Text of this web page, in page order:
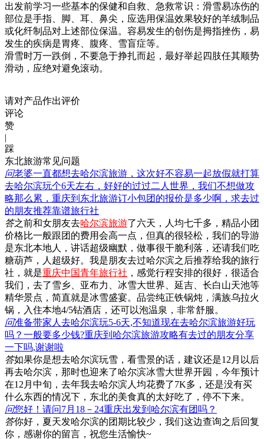
出发前学习一些基本的保健和自救、急救常识：滑雪易冻伤的
部位是手指、脚、耳、鼻尖，应选用保温效果较好的羊绒制品
或化纤制品对上述部位保温。容易发生的创伤是拇指挫伤，易
发生的疾病是胃疼、腹疼、雪盲症等。
滑雪时万一跌倒，不要急于挣扎而起，最好举起四肢任其顺势
滑动，应绝对避免滚动。
请对产品作出评价
评论
赞
|
踩
东北旅游常见问题
问老婆一直都想去哈尔滨旅游，这次好不容易一起放假就打算
去哈尔滨玩个6天左右，好好的过过二人世界，我们不想做攻
略那么累，重庆到东北旅游订小包团的报价是多少啊，求去过
的朋友推荐靠谱旅行社
答之前和女朋友去哈尔滨旅游了六天，人均七千多，精品小团
价格比一般跟团的费用会高一点，但真的很轻松，我们的导游
是东北本地人，讲话超级幽默，做事很干脆利落，还请我们吃
糖葫芦，人超级好。我是朋友去过哈尔滨之后推荐给我的旅行
社，就是重庆中国青年旅行社 ，感觉行程安排的很好，很适合
我们，去了雪乡、亚布力、冰雪大世界、延吉、长白山天池等
精华景点，简直就是冰雪盛宴。品尝纯正铁锅炖，满族乌拉火
锅，入住本地4/5钻酒店，还可以泡温泉，非常舒服。
问准备带家人去哈尔滨玩5-6天,不知道现在去哈尔滨旅游好玩
吗？一般要多少钱?重庆到哈尔滨旅游攻略有去过的朋友分享
一下吗,谢谢啦
答如果你是想去哈尔滨玩雪，看雪景的话，建议还是12月以后
再去哈尔滨，那时也迎来了哈尔滨冰雪大世界开园，今年预计
在12月中旬，去年我去哈尔滨人均花费了7K多，还是没有买
什么东西的情况下，东北的美食真的太好吃了，停不下来。
问您好！请问7月18－24重庆出发到哈尔滨有团吗？
答你好，夏天发哈尔滨的团期比较少，我们这边查询之后回复
你，感谢你的留言，祝您生活愉快~